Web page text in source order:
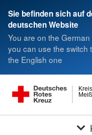
Sie befinden sich auf
deutschen Website
You are on the German
you can use the switch
the English one